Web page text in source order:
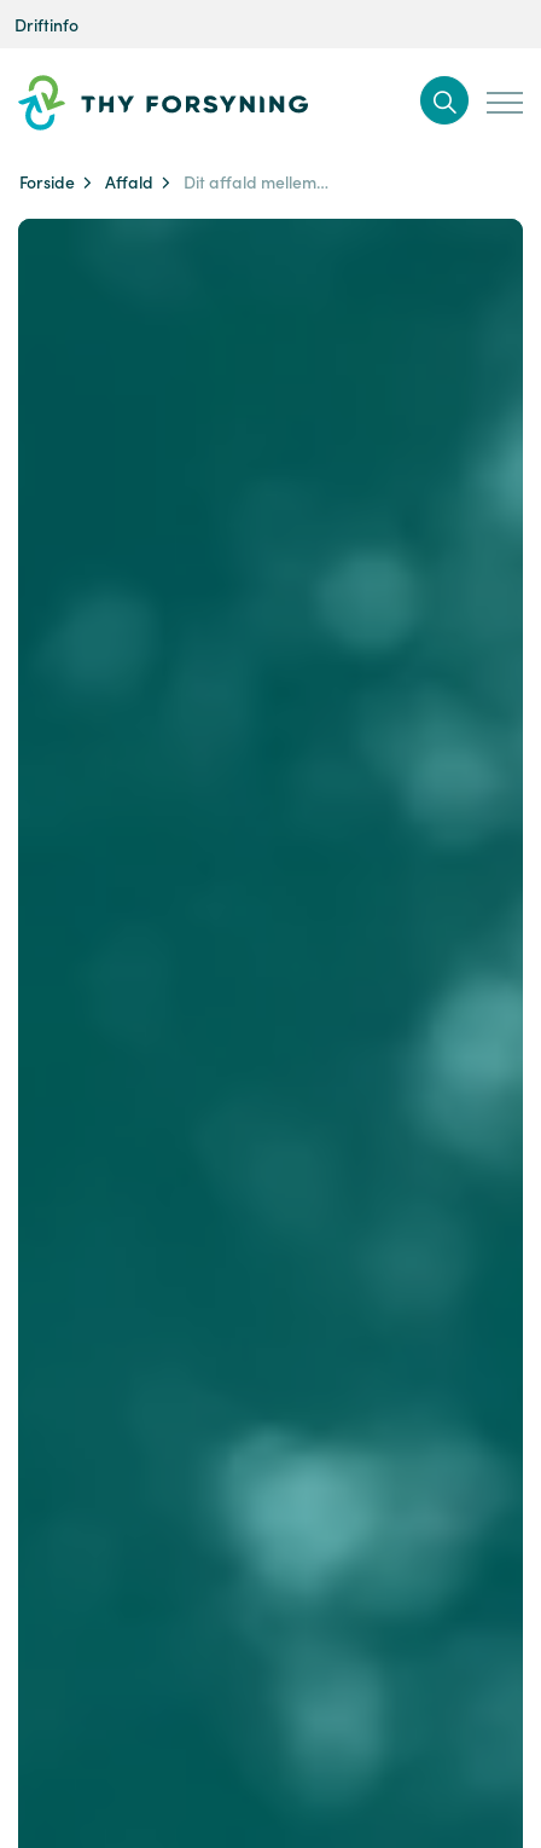
Driftinfo
Forside Affald Dit affald mellem jul og nytår 25/26